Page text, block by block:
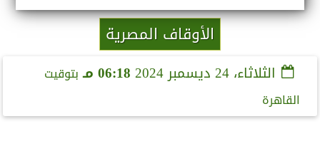
الأوقاف المصرية
الثلاثاء، 24 ديسمبر 2024 06:18 مـ
بتوقيت
القاهرة